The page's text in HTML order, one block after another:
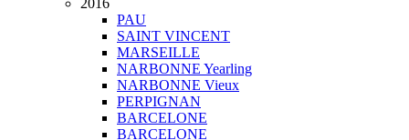
2016
PAU
SAINT VINCENT
MARSEILLE
NARBONNE Yearling
NARBONNE Vieux
PERPIGNAN
BARCELONE
BARCELONE